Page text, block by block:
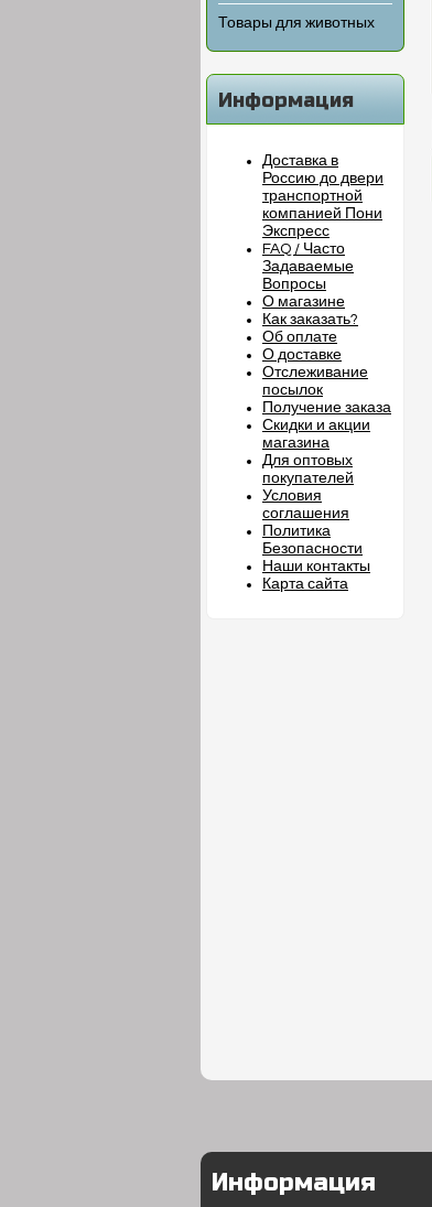
Товары для животных
Информация
Доставка в
Россию до двери
транспортной
компанией Пони
Экспресс
FAQ / Часто
Задаваемые
Вопросы
О магазине
Как заказать?
Об оплате
О доставке
Отслеживание
посылок
Получение заказа
Скидки и акции
магазина
Для оптовых
покупателей
Условия
соглашения
Политика
Безопасности
Наши контакты
Карта сайта
Информация